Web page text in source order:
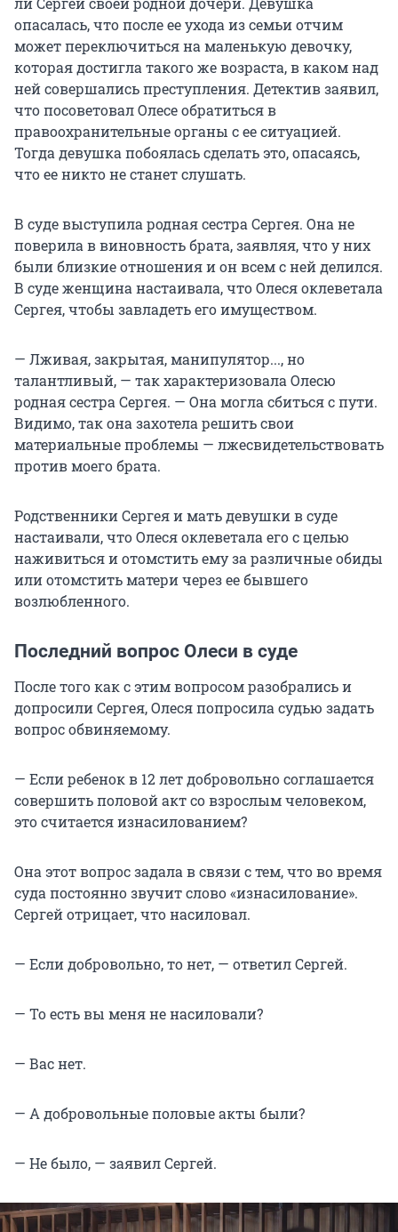
опасалась, что после ее ухода из семьи отчим
может переключиться на маленькую девочку,
которая достигла такого же возраста, в каком над
ней совершались преступления. Детектив заявил,
что посоветовал Олесе обратиться в
правоохранительные органы с ее ситуацией.
Тогда девушка побоялась сделать это, опасаясь,
что ее никто не станет слушать.
В суде выступила родная сестра Сергея. Она не
поверила в виновность брата, заявляя, что у них
были близкие отношения и он всем с ней делился.
В суде женщина настаивала, что Олеся оклеветала
Сергея, чтобы завладеть его имуществом.
— Лживая, закрытая, манипулятор..., но
талантливый, — так характеризовала Олесю
родная сестра Сергея. — Она могла сбиться с пути.
Видимо, так она захотела решить свои
материальные проблемы — лжесвидетельствовать
против моего брата.
Родственники Сергея и мать девушки в суде
настаивали, что Олеся оклеветала его с целью
наживиться и отомстить ему за различные обиды
или отомстить матери через ее бывшего
возлюбленного.
Последний вопрос Олеси в суде
После того как с этим вопросом разобрались и
допросили Сергея, Олеся попросила судью задать
вопрос обвиняемому.
— Если ребенок в 12 лет добровольно соглашается
совершить половой акт со взрослым человеком,
это считается изнасилованием?
Она этот вопрос задала в связи с тем, что во время
суда постоянно звучит слово «изнасилование».
Сергей отрицает, что насиловал.
— Если добровольно, то нет, — ответил Сергей.
— То есть вы меня не насиловали?
— Вас нет.
— А добровольные половые акты были?
— Не было, — заявил Сергей.